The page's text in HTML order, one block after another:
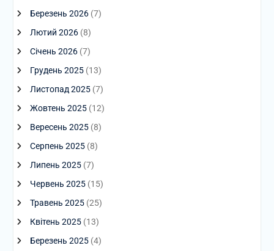
Березень 2026(7)
Лютий 2026(8)
Січень 2026(7)
Грудень 2025(13)
Листопад 2025(7)
Жовтень 2025(12)
Вересень 2025(8)
Серпень 2025(8)
Липень 2025(7)
Червень 2025(15)
Травень 2025(25)
Квітень 2025(13)
Березень 2025(4)